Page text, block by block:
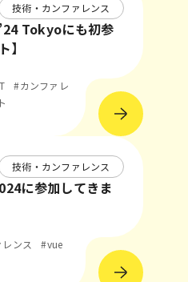
技術・カンファレンス
Tokyoにも初参
】
#カンファレ
技術・カンファレンス
に参加してきま
ンス
#vue